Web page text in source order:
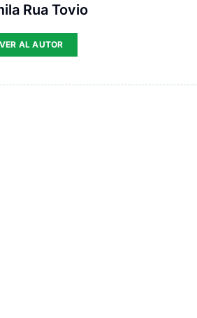
Rua Tovio
VER AL AUTOR